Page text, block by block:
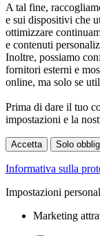
A tal fine,
e sui dispositivi che
ottimizzare
e contenuti
Inoltre, possiamo
fornitori esterni e
online, ma solo se
Prima di dare il tuo
impostazioni e la
Accetta Solo
Informativa sulla
Impostazioni
Marketing